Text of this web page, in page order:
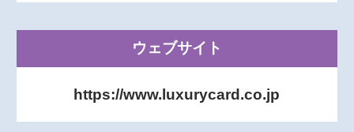
ウェブサイト
https://www.luxurycard.co.jp